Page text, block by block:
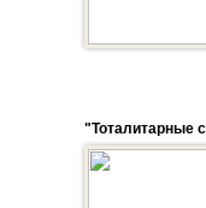
"Тоталитарные